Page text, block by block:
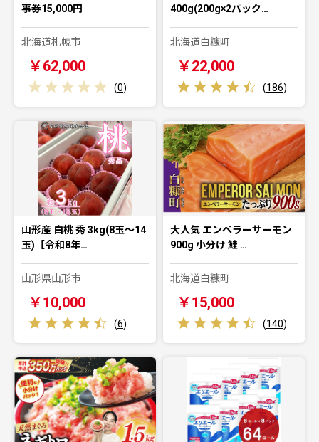
事券15,000円
北海道札幌市
￥62,000
(0)
400g(200g×2パック…
北海道白糠町
￥22,000
(186)
山形産 白桃 秀 3kg(8玉～14
玉)【令和8年…
山形県山形市
￥10,000
(6)
大人気 エンペラーサーモン
900g 小分け 鮭 …
北海道白糠町
￥15,000
(140)